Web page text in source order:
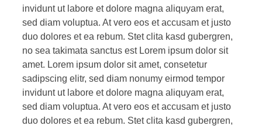
invidunt ut labore et dolore magna aliquyam erat,
sed diam voluptua. At vero eos et accusam et justo
duo dolores et ea rebum. Stet clita kasd gubergren,
no sea takimata sanctus est Lorem ipsum dolor sit
amet. Lorem ipsum dolor sit amet, consetetur
sadipscing elitr, sed diam nonumy eirmod tempor
invidunt ut labore et dolore magna aliquyam erat,
sed diam voluptua. At vero eos et accusam et justo
duo dolores et ea rebum. Stet clita kasd gubergren,